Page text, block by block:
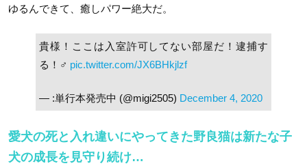
ゆるんできて、癒しパワー絶大だ。
貴様！ここは入室許可してない部屋だ！逮捕す
る！‍♂️ pic.twitter.com/JX6BHkjlzf
— :単行本発売中 (@migi2505) December 4, 2020
愛犬の死と入れ違いにやってきた野良猫は新たな子
犬の成長を見守り続け…